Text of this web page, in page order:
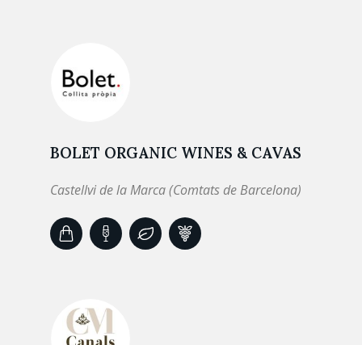
BOLET ORGANIC WINES & CAVAS
Castellvi de la Marca (Comtats de Barcelona)